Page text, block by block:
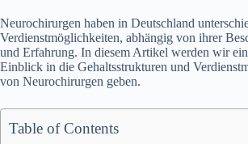
Neurochirurgen haben in Deutschland
Verdienstmöglichkeiten, abhängig von ihrer
und Erfahrung. In diesem Artikel werden wir
Einblick in die Gehaltsstrukturen und
von Neurochirurgen geben.
Table of Contents